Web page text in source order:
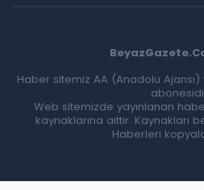
Haber sitemiz AA (Anadolu Ajansı)
Web sitemizde yayınlanan
kaynaklarına aittir. Kaynakları
Haberleri